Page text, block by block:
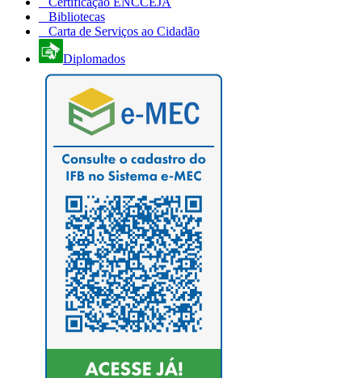
Bibliotecas
Carta de Serviços ao Cidadão
Diplomados